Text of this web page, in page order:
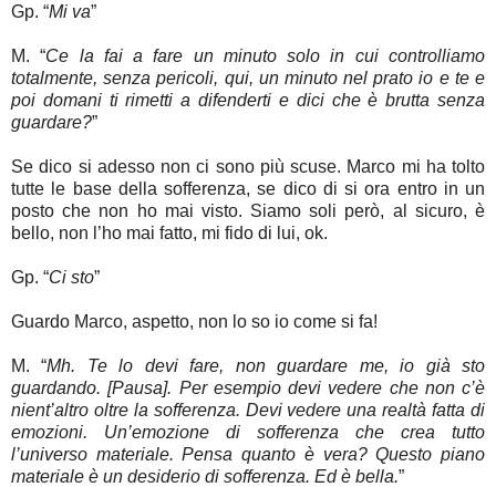
Gp. “Mi va”
M. “Ce la fai a fare un minuto solo in cui controlliamo
totalmente, senza pericoli, qui, un minuto nel prato io e te e
poi domani ti rimetti a difenderti e dici che è brutta senza
guardare?”
Se dico si adesso non ci sono più scuse. Marco mi ha tolto
tutte le base della sofferenza, se dico di si ora entro in un
posto che non ho mai visto. Siamo soli però, al sicuro, è
bello, non l’ho mai fatto, mi fido di lui, ok.
Gp. “Ci sto”
Guardo Marco, aspetto, non lo so io come si fa!
M. “Mh. Te lo devi fare, non guardare me, io già sto
guardando. [Pausa]. Per esempio devi vedere che non c’è
nient’altro oltre la sofferenza. Devi vedere una realtà fatta di
emozioni. Un’emozione di sofferenza che crea tutto
l’universo materiale. Pensa quanto è vera? Questo piano
materiale è un desiderio di sofferenza. Ed è bella.”